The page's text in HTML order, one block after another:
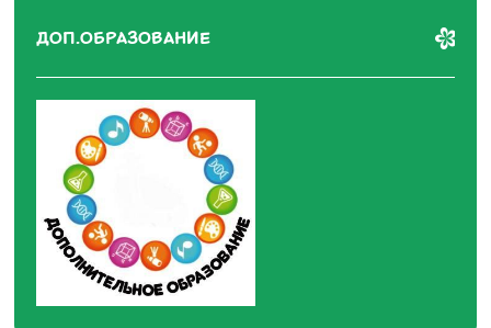
ДОП.ОБРАЗОВАНИЕ